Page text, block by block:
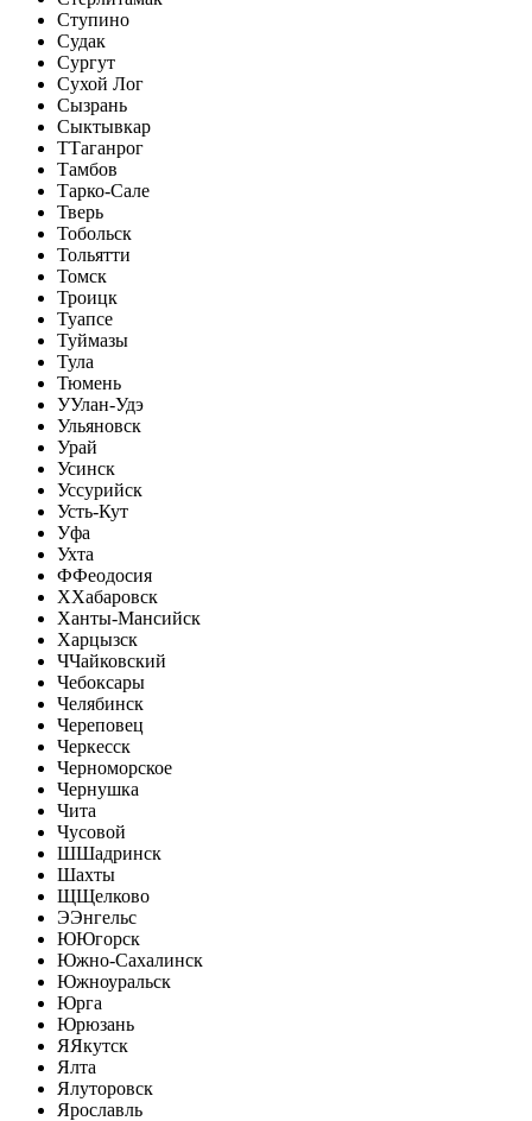
Ступино
Судак
Сургут
Сухой Лог
Сызрань
Сыктывкар
ТТаганрог
Тамбов
Тарко-Сале
Тверь
Тобольск
Тольятти
Томск
Троицк
Туапсе
Туймазы
Тула
Тюмень
УУлан-Удэ
Ульяновск
Урай
Усинск
Уссурийск
Усть-Кут
Уфа
Ухта
ФФеодосия
ХХабаровск
Ханты-Мансийск
Харцызск
ЧЧайковский
Чебоксары
Челябинск
Череповец
Черкесск
Черноморское
Чернушка
Чита
Чусовой
ШШадринск
Шахты
ЩЩелково
ЭЭнгельс
ЮЮгорск
Южно-Сахалинск
Южноуральск
Юрга
Юрюзань
ЯЯкутск
Ялта
Ялуторовск
Ярославль